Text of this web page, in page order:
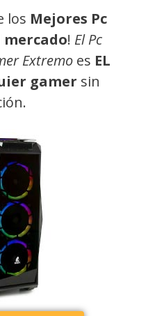
los Mejores Pc
! El Pc
Extremo es EL
gamer sin